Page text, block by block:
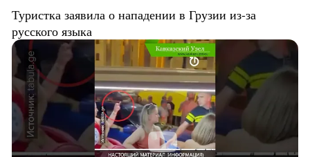
Туристка заявила о нападении в Грузии из-за
русского языка